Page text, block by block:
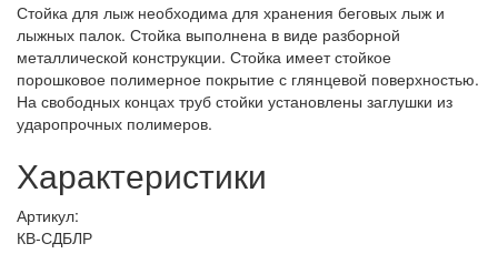
Стойка для лыж необходима для хранения беговых лыж и
лыжных палок. Стойка выполнена в виде разборной
металлической конструкции. Стойка имеет стойкое
порошковое полимерное покрытие с глянцевой поверхностью.
На свободных концах труб стойки установлены заглушки из
ударопрочных полимеров.
Характеристики
Артикул:
КВ-СДБЛР